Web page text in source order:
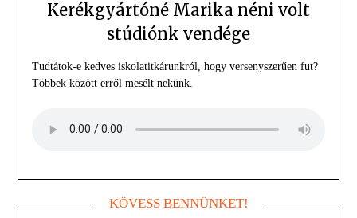
Kerékgyártóné Marika néni volt
stúdiónk vendége
Tudtátok-e kedves iskolatitkárunkról, hogy versenyszerűen fut?
Többek között erről mesélt nekünk.
KÖVESS BENNÜNKET!